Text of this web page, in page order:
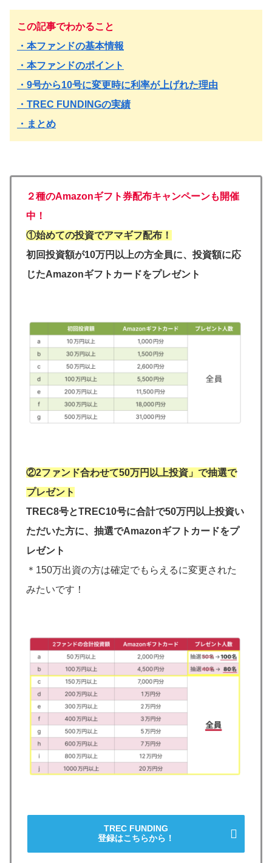
この記事でわかること
・本ファンドの基本情報
・本ファンドのポイント
・9号から10号に変更時に利率が上げれた理由
・TREC FUNDINGの実績
・まとめ
２種のAmazonギフト券配布キャンペーンも開催
中！
①始めての投資でアマギフ配布！
初回投資額が10万円以上の方全員に、投資額に応
じたAmazonギフトカードをプレゼント
②2ファンド合わせて50万円以上投資」で抽選で
プレゼント
TREC8号とTREC10号に合計で50万円以上投資い
ただいた方に、抽選でAmazonギフトカードをプ
レゼント
＊150万出資の方は確定でもらえるに変更された
みたいです！
TREC FUNDING
登録はこちらから！